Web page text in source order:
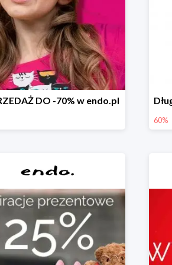
DO -70% w endo.pl
60%